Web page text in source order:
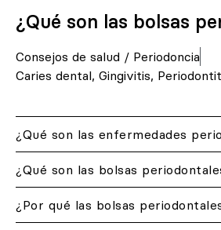
¿Qué son las bolsas
Consejos de salud / Periodoncia
Caries dental, Gingivitis,
¿Qué son las enfermedades
¿Qué son las bolsas